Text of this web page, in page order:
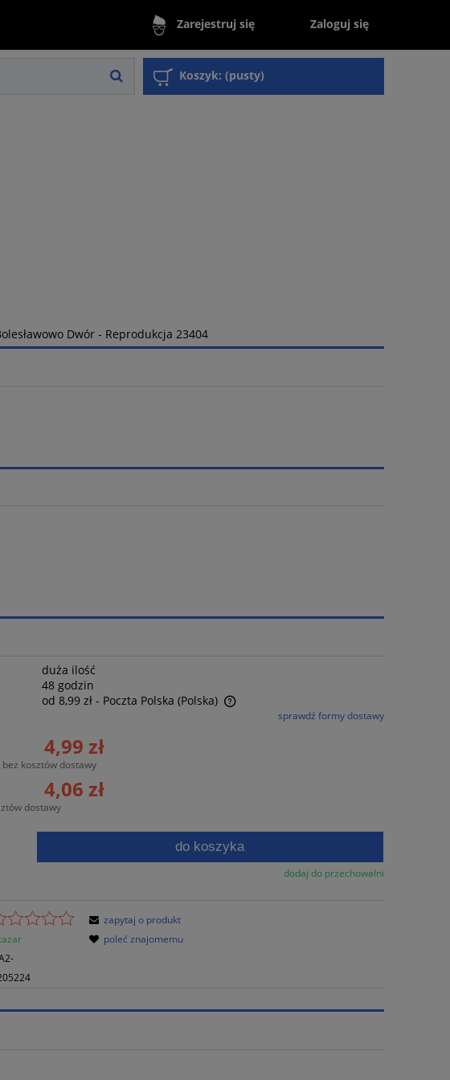
Zarejestruj się Zaloguj się
Koszyk: (pusty)
Dwór - Reprodukcja 23404
duża ilość
48 godzin
od 8,99 zł - Poczta Polska(Polska)
Cena nie zawiera ewentualnych kosztów
płatności
sprawdź formy dostawy
4,99 zł
kosztów dostawy
4,06 zł
dostawy
do koszyka
dodaj do przechowalni
zapytaj o produkt
poleć znajomemu